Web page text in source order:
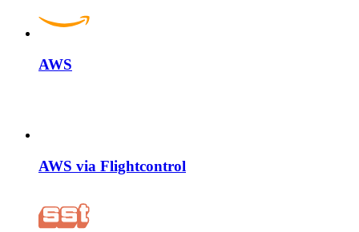
AWS
AWS via Flightcontrol